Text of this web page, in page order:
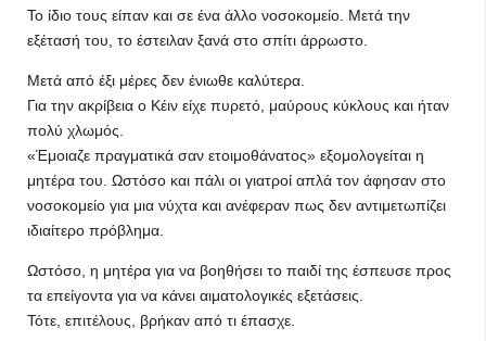
Το ίδιο τους είπαν και σε ένα άλλο νοσοκομείο. Μετά την
εξέτασή του, το έστειλαν ξανά στο σπίτι άρρωστο.
Μετά από έξι μέρες δεν ένιωθε καλύτερα.
Για την ακρίβεια ο Κέιν είχε πυρετό, μαύρους κύκλους και ήταν
πολύ χλωμός.
«Έμοιαζε πραγματικά σαν ετοιμοθάνατος» εξομολογείται η
μητέρα του. Ωστόσο και πάλι οι γιατροί απλά τον άφησαν στο
νοσοκομείο για μια νύχτα και ανέφεραν πως δεν αντιμετωπίζει
ιδιαίτερο πρόβλημα.
Ωστόσο, η μητέρα για να βοηθήσει το παιδί της έσπευσε προς
τα επείγοντα για να κάνει αιματολογικές εξετάσεις.
Τότε, επιτέλους, βρήκαν από τι έπασχε.